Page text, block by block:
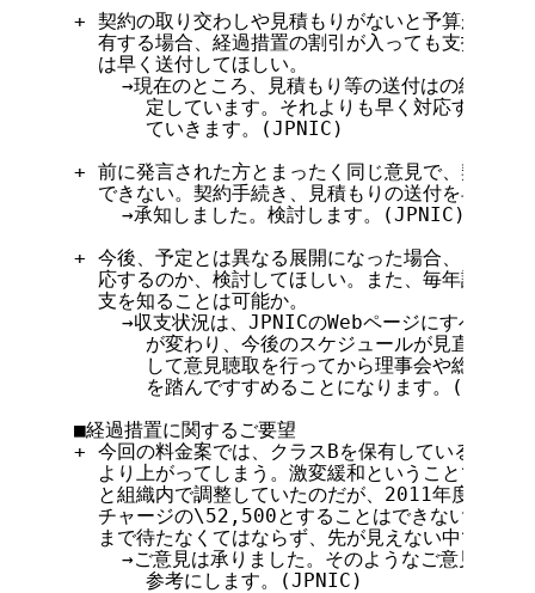
+ 契約の取り交わしや見積もりがないと予算が取れ
有する場合、経過措置の割引が入っても支払い額
    は早く送付してほしい。
→現在のところ、見積もり等の送付はの総会
定しています。それよりも早く対応すること
        ていきます。(JPNIC)
+ 前に発言された方とまったく同じ意見で、契約が
できない。契約手続き、見積もりの送付を早く実
      →承知しました。検討します。(JPNIC)
+ 今後、予定とは異なる展開になった場合、どのよ
応するのか、検討してほしい。また、毎年請求が
    支を知ることは可能か。
→収支状況は、JPNICのWebページにすべて公開
が変わり、今後のスケジュールが見直される
して意見聴取を行ってから理事会や総会に諮
を踏んですすめることになります。
  ■経過措置に関するご要望
+ 今回の料金案では、クラスBを保有している組織
より上がってしまう。激変緩和ということで、
と組織内で調整していたのだが、2011年度だけで
チャージの\52,500とすることはできないか。
まで待たなくてはならず、先が見えない中で調整
→ご意見は承りました。そのようなご意見があ
        参考にします。(JPNIC)